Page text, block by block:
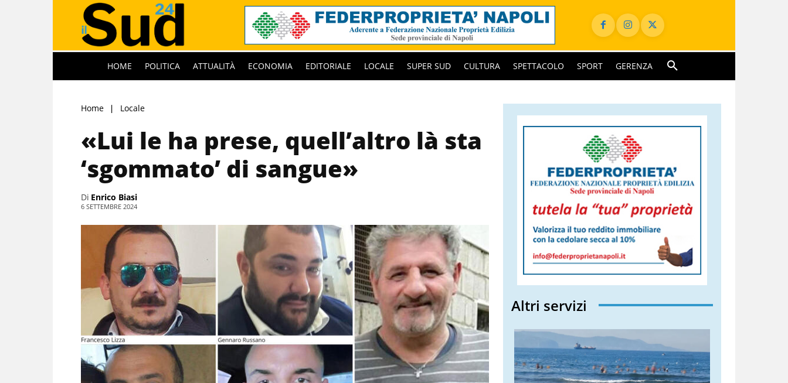
HOME POLITICA ATTUALITÀ ECONOMIA EDITORIALE LOCALE SUPER SUD CULTURA SPETTACOLO SPORT GERENZA
Home Locale
«Lui le ha prese, quell’altro là sta
‘sgommato’ di sangue»
Di Enrico Biasi
6 SETTEMBRE 2024
Altri servizi